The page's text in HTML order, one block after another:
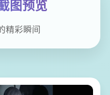
图预览
精彩瞬间